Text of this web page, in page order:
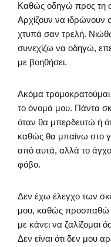
Καθώς οδηγώ προς τη
Αρχίζουν να ιδρώνουν
χτυπά σαν τρελή.
συνεχίζω να οδηγώ,
με βοηθήσει.
Ακόμα
το όνομά μου. Πάντα
όταν θα μπερδευτώ ή
καθώς θα μπαίνω στο
από αυτά, αλλά το
φόβο.
Δεν έχω έλεγχο των
μου, καθώς προσπαθώ
με κάνει να ζαλίζομαι
Δεν είναι ότι δεν μου